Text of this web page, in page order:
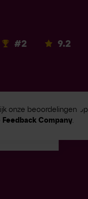
#2 9.2
onze beoordelingen op
Feedback Company.